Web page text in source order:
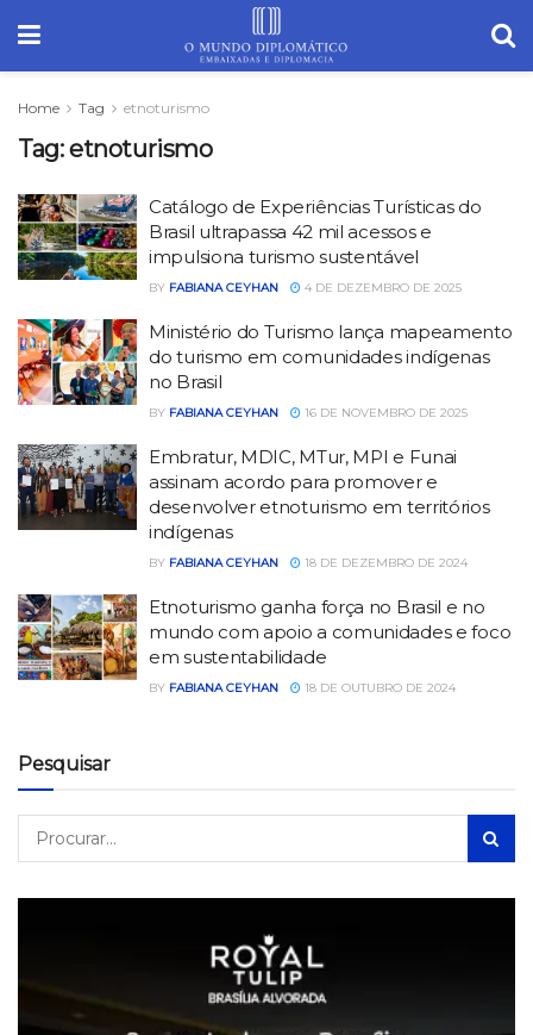
Home Tag etnoturismo
Tag:etnoturismo
Catálogo de Experiências Turísticas do
Brasil ultrapassa 42 mil acessos e
impulsiona turismo sustentável
BY FABIANA CEYHAN 4 DE DEZEMBRO DE 2025
Ministério do Turismo lança mapeamento
do turismo em comunidades indígenas
no Brasil
BY FABIANA CEYHAN 16 DE NOVEMBRO DE 2025
Embratur, MDIC, MTur, MPI e Funai
assinam acordo para promover e
desenvolver etnoturismo em territórios
indígenas
BY FABIANA CEYHAN 18 DE DEZEMBRO DE 2024
Etnoturismo ganha força no Brasil e no
mundo com apoio a comunidades e foco
em sustentabilidade
BY FABIANA CEYHAN 18 DE OUTUBRO DE 2024
Pesquisar